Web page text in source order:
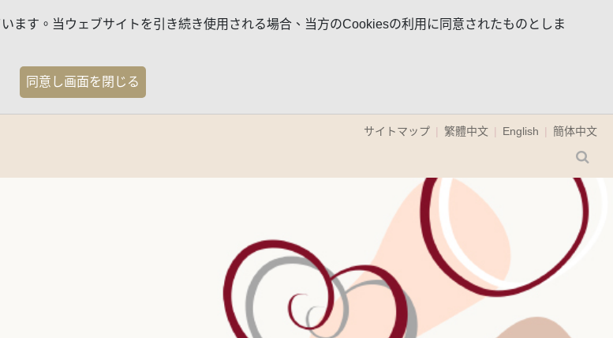
ます。当ウェブサイトを引き続き使用される場合、当方のCookiesの利用に同意されたものとしま
同意し画面を閉じる
サイトマップ 繁體中文 English 簡体中文